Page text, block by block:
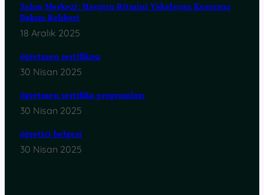
Salon Merkezi: Hayatın Ritmini Yakalayan Kusursuz
Bakım Rehberi
18 Aralık 2025
öğretmen sertifikası
30 Nisan 2025
öğretmen sertifika programları
30 Nisan 2025
öğretici belgesi
30 Nisan 2025